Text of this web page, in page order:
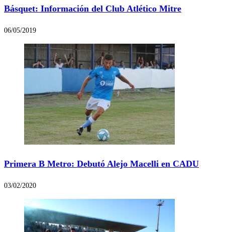
Básquet: Información del Club Atlético Mitre
06/05/2019
Primera B Metro: Debutó Alejo Macelli en CADU
03/02/2020